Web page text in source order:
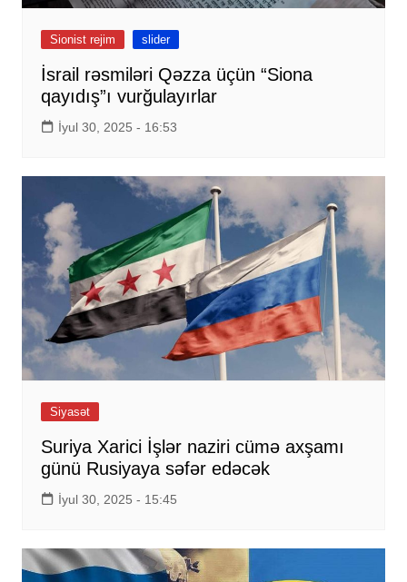
Sionist rejim slider
İsrail rəsmiləri Qəzza üçün “Siona
qayıdış”ı vurğulayırlar
İyul 30, 2025 - 16:53
Siyasət
Suriya Xarici İşlər naziri cümə axşamı
günü Rusiyaya səfər edəcək
İyul 30, 2025 - 15:45